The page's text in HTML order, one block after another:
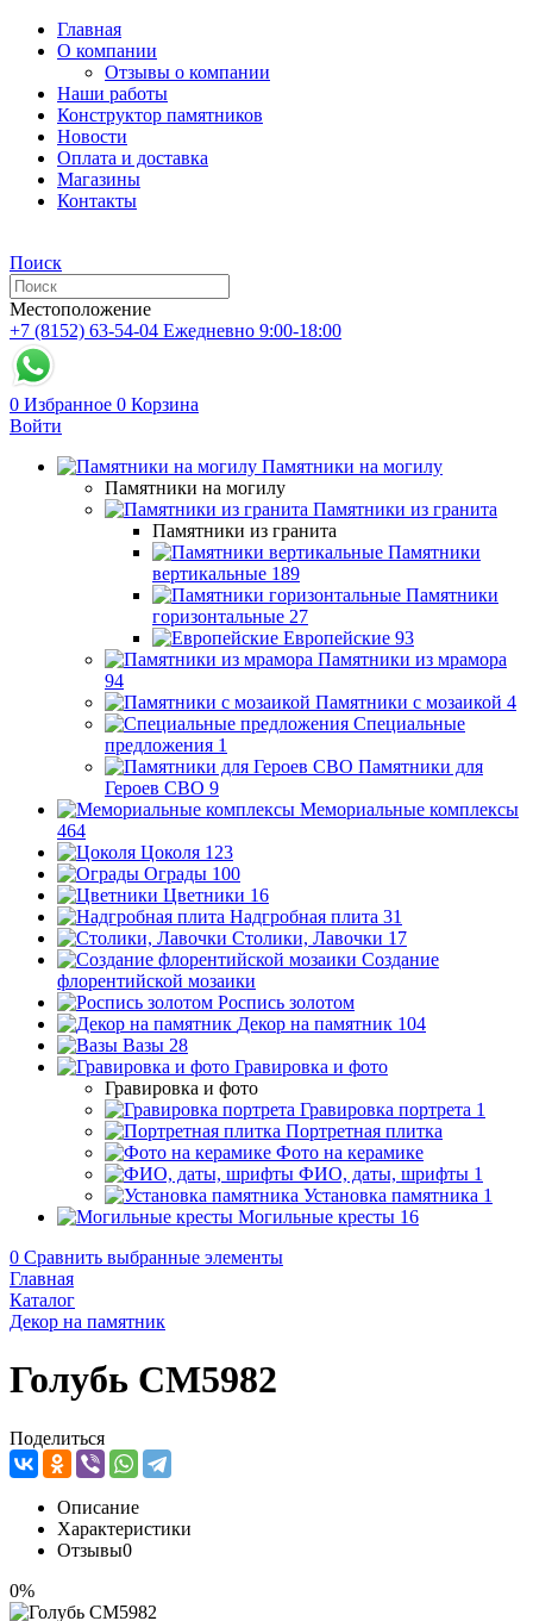
Главная
О компании
Отзывы о компании
Наши работы
Конструктор памятников
Новости
Оплата и доставка
Магазины
Контакты
Поиск
Местоположение
+7 (8152) 63-54-04 Ежедневно 9:00-18:00
0 Избранное 0 Корзина
Войти
Памятники на могилу
Памятники на могилу
Памятники из гранита
Памятники из гранита
Памятники
вертикальные 189
Памятники
горизонтальные 27
Европейские 93
Памятники из мрамора
94
Памятники с мозаикой 4
Специальные
предложения 1
Памятники для
Героев СВО 9
Мемориальные комплексы
464
Цоколя 123
Ограды 100
Цветники 16
Надгробная плита 31
Столики, Лавочки 17
Создание
флорентийской мозаики
Роспись золотом
Декор на памятник 104
Вазы 28
Гравировка и фото
Гравировка и фото
Гравировка портрета 1
Портретная плитка
Фото на керамике
ФИО, даты, шрифты 1
Установка памятника 1
Могильные кресты 16
0 Сравнить выбранные элементы
Главная
Каталог
Декор на памятник
Голубь CM5982
Поделиться
Описание
Характеристики
Отзывы0
0%